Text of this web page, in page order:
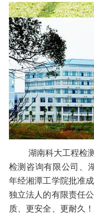
湖南科大工程检测
检测咨询有限公司、
年经湘潭工学院批准
独立法人的有限责任
质、更安全、更耐久